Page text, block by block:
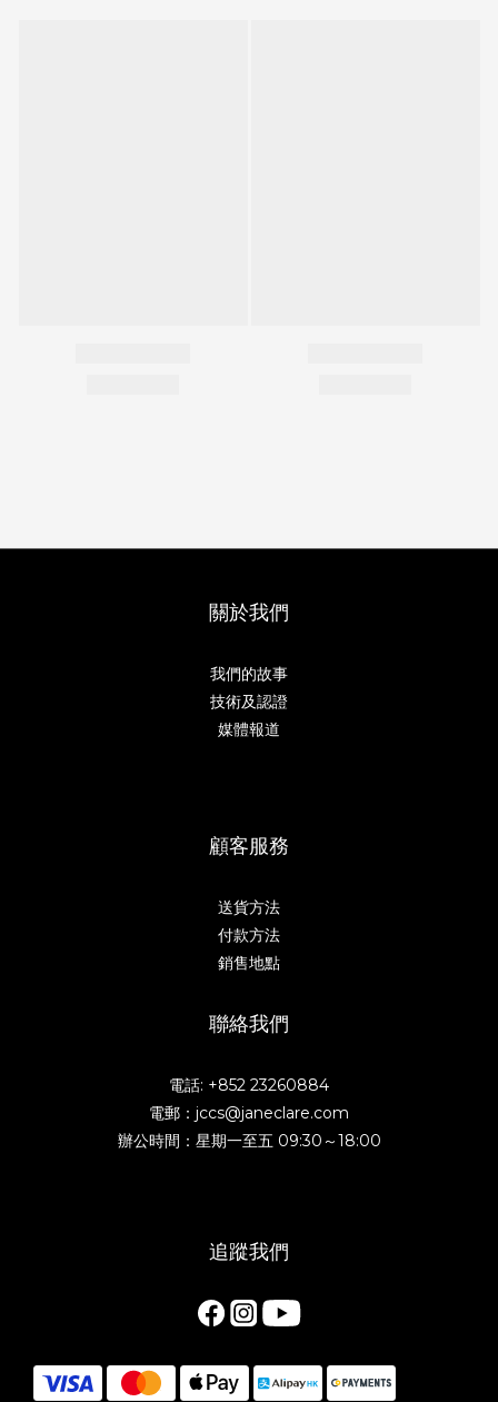
關於我們
我們的故事
技術及認證
媒體報道
顧客服務
送貨方法
付款方法
銷售地點
聯絡我們
電話: +852 23260884
電郵：jccs@janeclare.com
辦公時間：星期一至五 09:30～18:00
追蹤我們